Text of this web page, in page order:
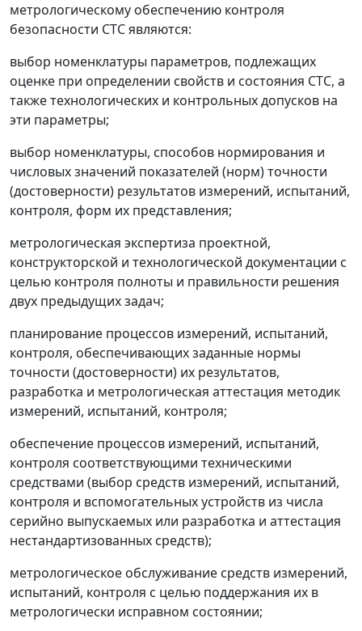
метрологическому обеспечению контроля
безопасности СТС являются:
выбор номенклатуры параметров, подлежащих
оценке при определении свойств и состояния СТС, а
также технологических и контрольных допусков на
эти параметры;
выбор номенклатуры, способов нормирования и
числовых значений показателей (норм) точности
(достоверности) результатов измерений, испытаний,
контроля, форм их представления;
метрологическая экспертиза проектной,
конструкторской и технологической документации с
целью контроля полноты и правильности решения
двух предыдущих задач;
планирование процессов измерений, испытаний,
контроля, обеспечивающих заданные нормы
точности (достоверности) их результатов,
разработка и метрологическая аттестация методик
измерений, испытаний, контроля;
обеспечение процессов измерений, испытаний,
контроля соответствующими техническими
средствами (выбор средств измерений, испытаний,
контроля и вспомогательных устройств из числа
серийно выпускаемых или разработка и аттестация
нестандартизованных средств);
метрологическое обслуживание средств измерений,
испытаний, контроля с целью поддержания их в
метрологически исправном состоянии;